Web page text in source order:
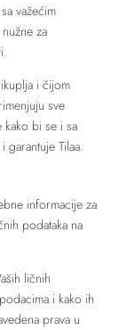
važećim
za
i čijom
sve
kako bi se i sa
Tilaa.
informacije za
podataka na
ličnih
i kako ih
prava u